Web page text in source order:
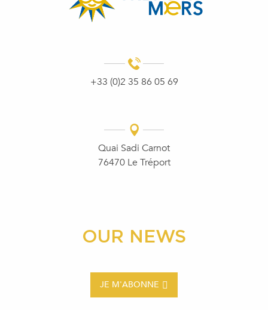
+33 (0)2 35 86 05 69
Quai Sadi Carnot
76470 Le Tréport
OUR NEWS
JE M'ABONNE